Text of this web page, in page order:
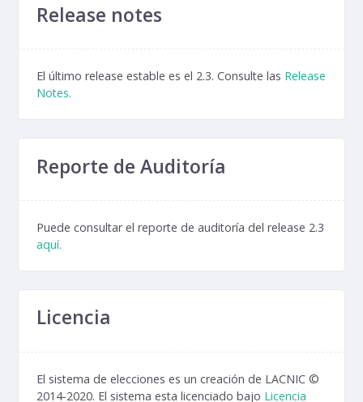
Release notes
El último release estable es el 2.3. Consulte las Release
Notes.
Reporte de Auditoría
Puede consultar el reporte de auditoría del release 2.3
aquí.
Licencia
El sistema de elecciones es un creación de LACNIC ©
2014-2020. El sistema esta licenciado bajo Licencia